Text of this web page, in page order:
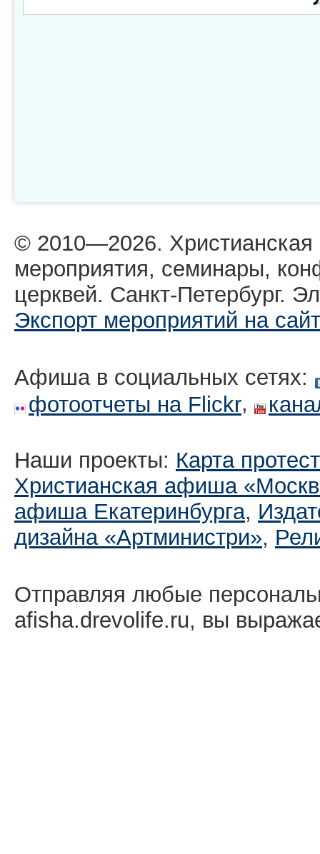
© 2010—2026.
мероприятия, семинары,
церквей. Санкт-Петербург.
Экспорт мероприятий на сайт
Афиша в социальных сетях:
фотоотчеты на Flickr,
Наши проекты: Карта
Христианская афиша
афиша Екатеринбургa,
дизайна «Артминистри»,
Отправляя любые
afisha.drevolife.ru, вы